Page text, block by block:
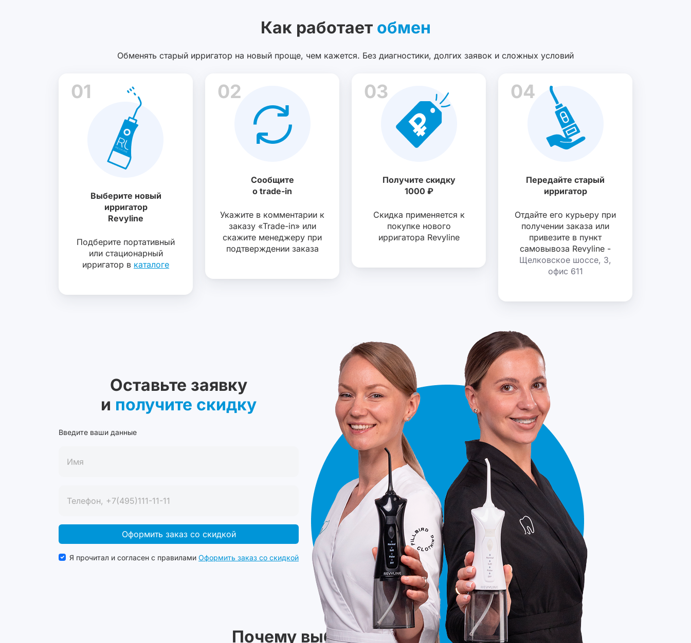
Как работает обмен
Обменять старый ирригатор на новый проще, чем кажется. Без диагностики, долгих заявок и сложных условий
01
Выберите новый
ирригатор
Revyline
Подберите портативный
или стационарный
ирригатор в каталоге
02
Сообщите
о trade-in
Укажите в комментарии к
заказу «Trade-in» или
скажите менеджеру при
подтверждении заказа
03
Получите скидку
1000 ₽
Скидка применяется к
покупке нового
ирригатора Revyline
04
Передайте старый
ирригатор
Отдайте его курьеру при
получении заказа или
привезите в пункт
самовывоза Revyline -
Щелковское шоссе, 3,
офис 611
Оставьте заявку
и получите скидку
Введите ваши данные
Оформить заказ со скидкой
Я прочитал и согласен с правилами Оформить заказ со скидкой
Почему выбираютRevyline